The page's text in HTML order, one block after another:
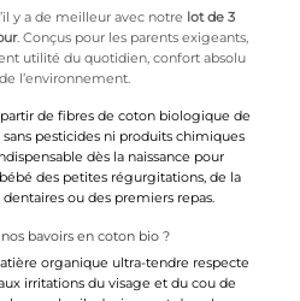
y a de meilleur avec notre lot de 3
. Conçus pour les parents exigeants,
utilité du quotidien, confort absolu
l’environnement.
de fibres de coton biologique de
pesticides ni produits chimiques
dès la naissance pour
des petites régurgitations, de la
ou des premiers repas.
bavoirs en coton bio ?
organique ultra-tendre respecte
irritations du visage et du cou de